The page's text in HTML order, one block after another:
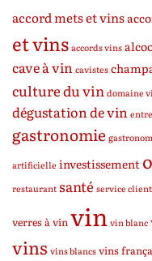
accord mets et vins
et vinsaccords vins
cave à vin cavistes
culture du vin domaine
dégustation de vin
gastronomie
artificielle investissement
restaurantsanté service client
verres à vin vinvin blanc
vins vins blancsvins